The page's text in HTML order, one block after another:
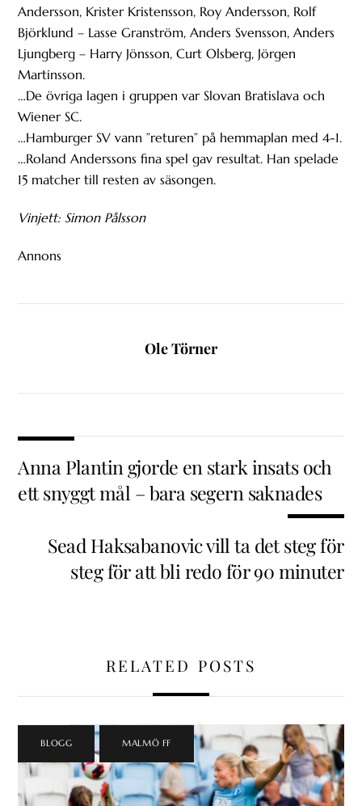
Andersson, Krister Kristensson, Roy Andersson, Rolf
Björklund – Lasse Granström, Anders Svensson, Anders
Ljungberg – Harry Jönsson, Curt Olsberg, Jörgen
Martinsson.
…De övriga lagen i gruppen var Slovan Bratislava och
Wiener SC.
…Hamburger SV vann ”returen” på hemmaplan med 4-1.
…Roland Anderssons fina spel gav resultat. Han spelade
15 matcher till resten av säsongen.
Vinjett: Simon Pålsson
Annons
Ole Törner
Anna Plantin gjorde en stark insats och
ett snyggt mål – bara segern saknades
Sead Haksabanovic vill ta det steg för
steg för att bli redo för 90 minuter
RELATED POSTS
BLOGG MALMÖ FF